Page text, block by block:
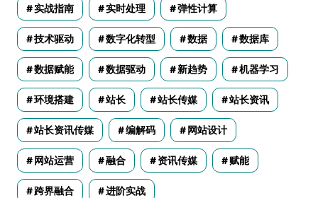
实战指南 实时处理 弹性计算
技术驱动 数字化转型 数据 数据库
数据赋能 数据驱动 新趋势 机器学习
环境搭建 站长 站长传媒 站长资讯
站长资讯传媒 编解码 网站设计
网站运营 融合 资讯传媒 赋能
跨界融合 进阶实战